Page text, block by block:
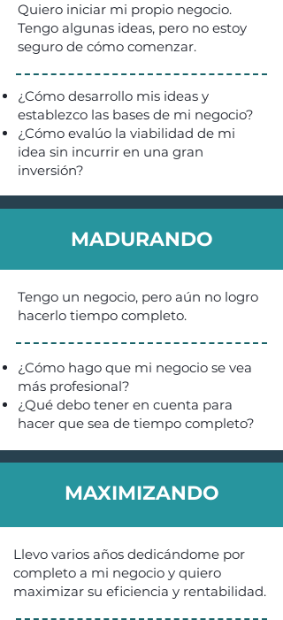
Quiero iniciar mi propio negocio.
Tengo algunas ideas, pero no estoy
seguro de cómo comenzar.
¿Cómo desarrollo mis ideas y
establezco las bases de mi negocio?
¿Cómo evalúo la viabilidad de mi
idea sin incurrir en una gran
inversión?
MADURANDO
MADURANDO
Tengo un negocio, pero aún no logro
hacerlo tiempo completo.
¿Cómo hago que mi negocio se vea
más profesional?
¿Qué debo tener en cuenta para
hacer que sea de tiempo completo?
MAXIMIZANDO
MAXIMIZANDO
Llevo varios años dedicándome por
completo a mi negocio y quiero
maximizar su eficiencia y rentabilidad.